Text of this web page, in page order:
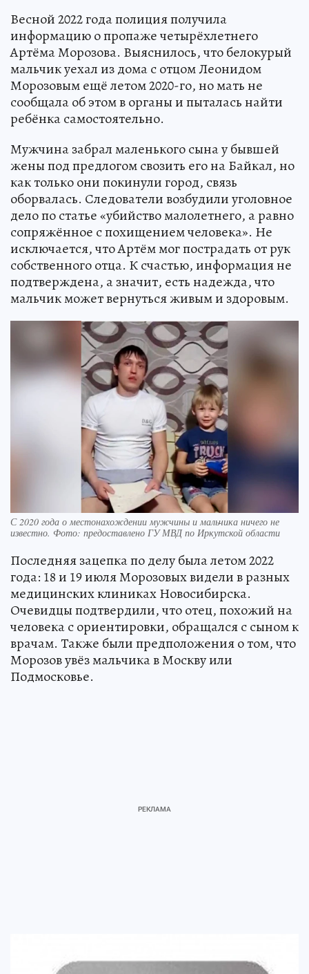
Весной 2022 года полиция получила
информацию о пропаже четырёхлетнего
Артёма Морозова. Выяснилось, что белокурый
мальчик уехал из дома с отцом Леонидом
Морозовым ещё летом 2020-го, но мать не
сообщала об этом в органы и пыталась найти
ребёнка самостоятельно.
Мужчина забрал маленького сына у бывшей
жены под предлогом свозить его на Байкал, но
как только они покинули город, связь
оборвалась. Следователи возбудили уголовное
дело по статье «убийство малолетнего, а равно
сопряжённое с похищением человека». Не
исключается, что Артём мог пострадать от рук
собственного отца. К счастью, информация не
подтверждена, а значит, есть надежда, что
мальчик может вернуться живым и здоровым.
С 2020 года о местонахождении мужчины и мальчика ничего не
известно. Фото: предоставлено ГУ МВД по Иркутской области
Последняя зацепка по делу была летом 2022
года: 18 и 19 июля Морозовых видели в разных
медицинских клиниках Новосибирска.
Очевидцы подтвердили, что отец, похожий на
человека с ориентировки, обращался с сыном к
врачам. Также были предположения о том, что
Морозов увёз мальчика в Москву или
Подмосковье.